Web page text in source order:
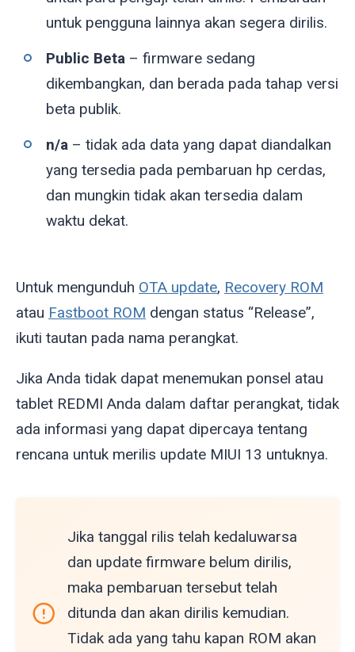
untuk pengguna lainnya akan segera dirilis.
Public Beta – firmware sedang
dikembangkan, dan berada pada tahap versi
beta publik.
n/a – tidak ada data yang dapat diandalkan
yang tersedia pada pembaruan hp cerdas,
dan mungkin tidak akan tersedia dalam
waktu dekat.
Untuk mengunduh OTA update, Recovery ROM
atau Fastboot ROM dengan status “Release”,
ikuti tautan pada nama perangkat.
Jika Anda tidak dapat menemukan ponsel atau
tablet REDMI Anda dalam daftar perangkat, tidak
ada informasi yang dapat dipercaya tentang
rencana untuk merilis update MIUI 13 untuknya.
Jika tanggal rilis telah kedaluwarsa
dan update firmware belum dirilis,
maka pembaruan tersebut telah
ditunda dan akan dirilis kemudian.
Tidak ada yang tahu kapan ROM akan